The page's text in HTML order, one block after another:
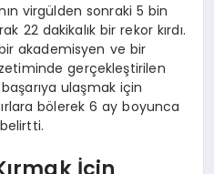
virgülden sonraki 5 bin
22 dakikalık bir rekor kırdı.
akademisyen ve bir
gerçekleştirilen
ulaşmak için
bölerek 6 ay boyunca